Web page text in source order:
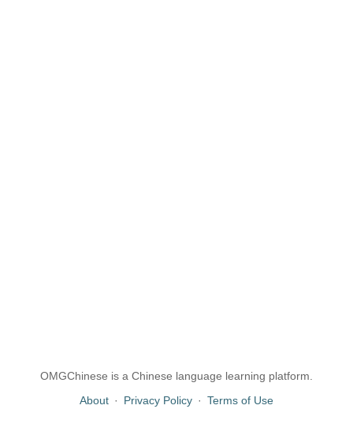
OMGChinese is a Chinese language learning platform.
About · Privacy Policy · Terms of Use